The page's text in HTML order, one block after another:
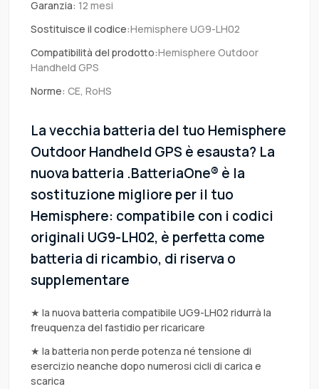
Garanzia: 12 mesi
Sostituisce il codice:Hemisphere UG9-LH02
Compatibilità del prodotto:Hemisphere Outdoor
Handheld GPS
Norme: CE, RoHS
La vecchia batteria del tuo Hemisphere
Outdoor Handheld GPS è esausta? La
nuova batteria .BatteriaOne® è la
sostituzione migliore per il tuo
Hemisphere: compatibile con i codici
originali UG9-LH02, è perfetta come
batteria di ricambio, di riserva o
supplementare
★ la nuova batteria compatibile UG9-LH02 ridurrà la
freuquenza del fastidio per ricaricare
★ la batteria non perde potenza né tensione di
esercizio neanche dopo numerosi cicli di carica e
scarica